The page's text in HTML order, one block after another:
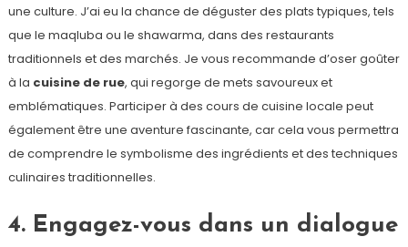
une culture. J’ai eu la chance de déguster des plats typiques, tels
que le maqluba ou le shawarma, dans des restaurants
traditionnels et des marchés. Je vous recommande d’oser goûter
à la cuisine de rue, qui regorge de mets savoureux et
emblématiques. Participer à des cours de cuisine locale peut
également être une aventure fascinante, car cela vous permettra
de comprendre le symbolisme des ingrédients et des techniques
culinaires traditionnelles.
4. Engagez-vous dans un dialogue